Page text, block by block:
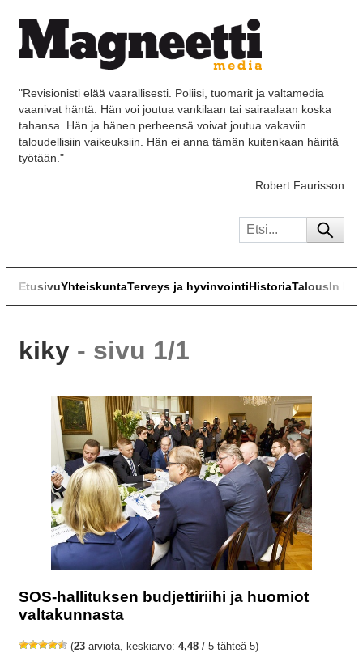
"Revisionisti elää vaarallisesti. Poliisi, tuomarit ja valtamedia
vaanivat häntä. Hän voi joutua vankilaan tai sairaalaan koska
tahansa. Hän ja hänen perheensä voivat joutua vakaviin
taloudellisiin vaikeuksiin. Hän ei anna tämän kuitenkaan häiritä
työtään."
Robert Faurisson
EtusivuYhteiskuntaTerveys ja hyvinvointiHistoriaTalousIn
kiky - sivu 1/1
SOS-hallituksen budjettiriihi ja huomiot
valtakunnasta
(23 arviota, keskiarvo: 4,48 / 5 tähteä 5)